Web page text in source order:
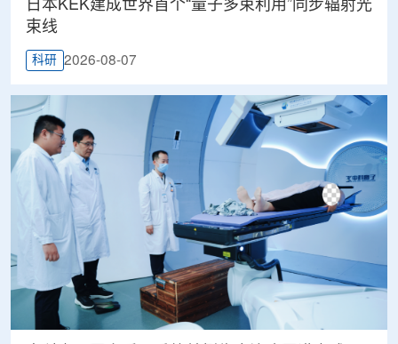
日本KEK建成世界首个“量子多束利用”同步辐射光
束线
科研 2026-08-07